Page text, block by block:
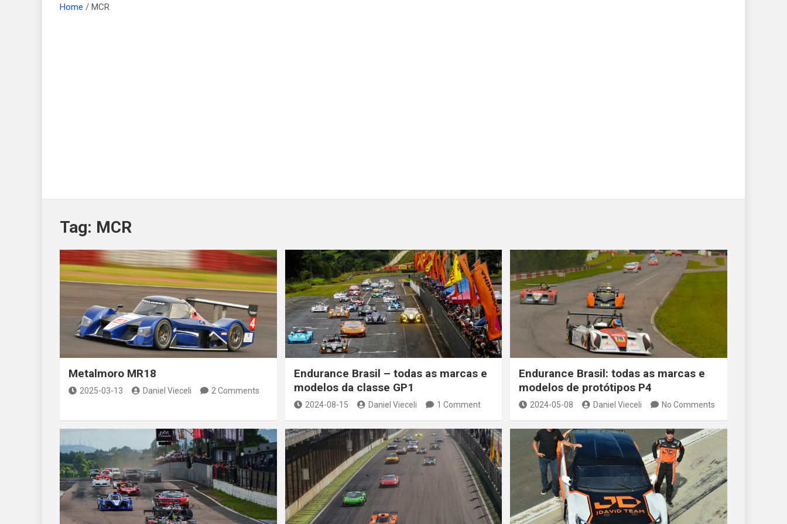
Home MCR
Tag: MCR
Metalmoro MR18
2025-03-13 Daniel Vieceli 2 Comments
Endurance Brasil – todas as marcas e
modelos da classe GP1
2024-08-15 Daniel Vieceli 1 Comment
Endurance Brasil: todas as marcas e
modelos de protótipos P4
2024-05-08 Daniel Vieceli No Comments